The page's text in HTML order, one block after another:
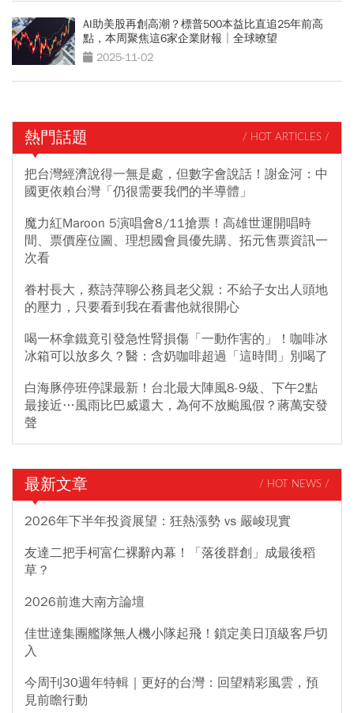
AI助美股再創高潮？標普500本益比直追25年前高
點，本周聚焦這6家企業財報│全球暸望
2025-11-02
熱門話題 / HOT ARTICLES /
把台灣經濟說得一無是處，但數字會說話！謝金河：中
國更依賴台灣「仍很需要我們的半導體」
魔力紅Maroon 5演唱會8/11搶票！高雄世運開唱時
間、票價座位圖、理想國會員優先購、拓元售票資訊一
次看
眷村長大，蔡詩萍聊公務員老父親：不給子女出人頭地
的壓力，只要看到我在看書他就很開心
喝一杯拿鐵竟引發急性腎損傷「一動作害的」！咖啡冰
冰箱可以放多久？醫：含奶咖啡超過「這時間」別喝了
白海豚停班停課最新！台北最大陣風8-9級、下午2點
最接近…風雨比巴威還大，為何不放颱風假？蔣萬安發
聲
最新文章 / HOT NEWS /
2026年下半年投資展望：狂熱漲勢 vs 嚴峻現實
友達二把手柯富仁裸辭內幕！「落後群創」成最後稻
草？
2026前進大南方論壇
佳世達集團艦隊無人機小隊起飛！鎖定美日頂級客戶切
入
今周刊30週年特輯｜更好的台灣：回望精彩風雲，預
見前瞻行動